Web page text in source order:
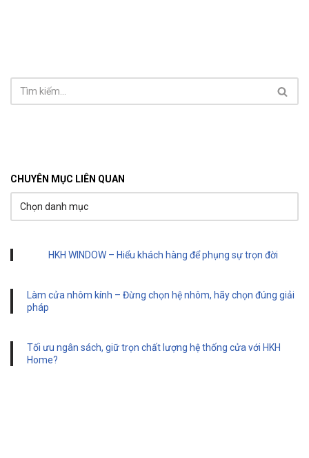
CHUYÊN MỤC LIÊN QUAN
HKH WINDOW – Hiểu khách hàng để phụng sự trọn đời
Làm cửa nhôm kính – Đừng chọn hệ nhôm, hãy chọn đúng giải
pháp
Tối ưu ngân sách, giữ trọn chất lượng hệ thống cửa với HKH
Home?